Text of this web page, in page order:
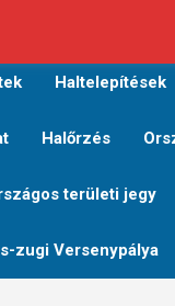
Haltelepítések
Halőrzés
területi jegy
zugi Versenypálya